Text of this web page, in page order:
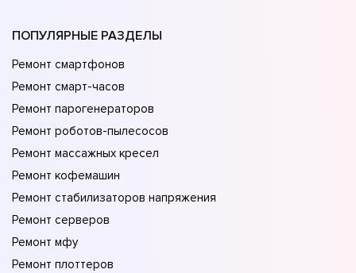
ПОПУЛЯРНЫЕ РАЗДЕЛЫ
Ремонт смартфонов
Ремонт смарт-часов
Ремонт парогенераторов
Ремонт роботов-пылесосов
Ремонт массажных кресел
Ремонт кофемашин
Ремонт стабилизаторов напряжения
Ремонт серверов
Ремонт мфу
Ремонт плоттеров